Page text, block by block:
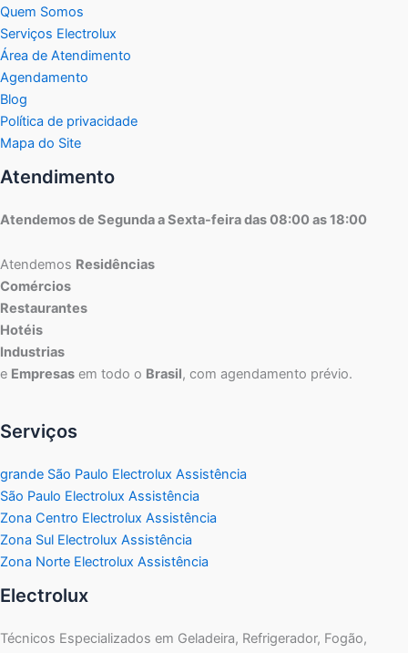
Quem Somos
Serviços Electrolux
Área de Atendimento
Agendamento
Blog
Política de privacidade
Mapa do Site
Atendimento
Atendemos de Segunda a Sexta-feira das 08:00 as 18:00
Atendemos Residências
Comércios
Restaurantes
Hotéis
Industrias
e Empresas em todo o Brasil, com agendamento prévio.
Serviços
grande São Paulo Electrolux Assistência
São Paulo Electrolux Assistência
Zona Centro Electrolux Assistência
Zona Sul Electrolux Assistência
Zona Norte Electrolux Assistência
Electrolux
Técnicos Especializados em Geladeira, Refrigerador, Fogão,